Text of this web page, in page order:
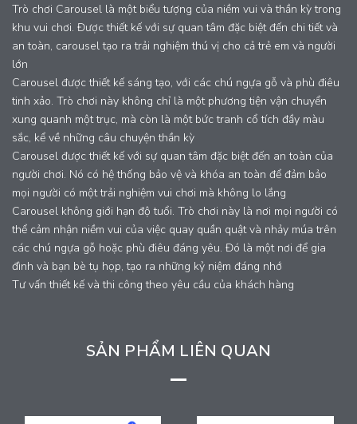
Trò chơi Carousel là một biểu tượng của niềm vui và thần kỳ trong
khu vui chơi. Được thiết kế với sự quan tâm đặc biệt đến chi tiết và
an toàn, carousel tạo ra trải nghiệm thú vị cho cả trẻ em và người
lớn
Carousel được thiết kế sáng tạo, với các chú ngựa gỗ và phù điêu
tinh xảo. Trò chơi này không chỉ là một phương tiện vận chuyển
xung quanh một trục, mà còn là một bức tranh cổ tích đầy màu
sắc, kể về những câu chuyện thần kỳ
Carousel được thiết kế với sự quan tâm đặc biệt đến an toàn của
người chơi. Nó có hệ thống bảo vệ và khóa an toàn để đảm bảo
mọi người có một trải nghiệm vui chơi mà không lo lắng
Carousel không giới hạn độ tuổi. Trò chơi này là nơi mọi người có
thể cảm nhận niềm vui của việc quay quần quật và nhảy múa trên
các chú ngựa gỗ hoặc phù điêu đáng yêu. Đó là một nơi để gia
đình và bạn bè tụ họp, tạo ra những kỷ niệm đáng nhớ
Tư vấn thiết kế và thi công theo yêu cầu của khách hàng
SẢN PHẨM LIÊN QUAN